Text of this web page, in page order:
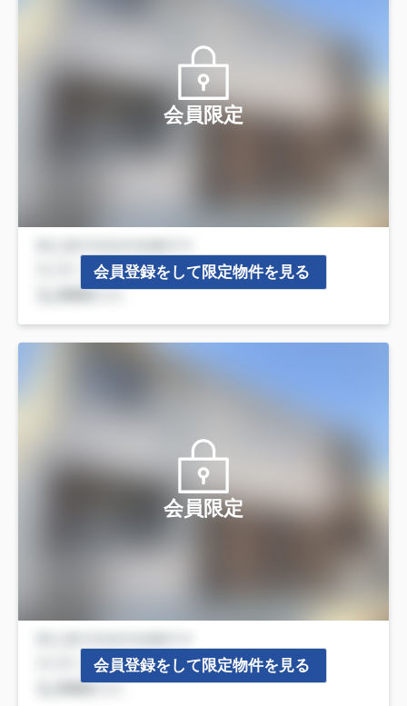
会員限定
会員登録をして限定物件を見る
会員限定
会員登録をして限定物件を見る